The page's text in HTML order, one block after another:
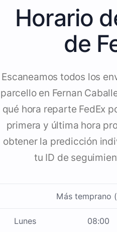
Horario
de
Escaneamos todos los
parcello en Fernan
qué hora reparte FedEx
primera y última hora
obtener la predicción
tu ID de
Más temprano
Lunes 08:00